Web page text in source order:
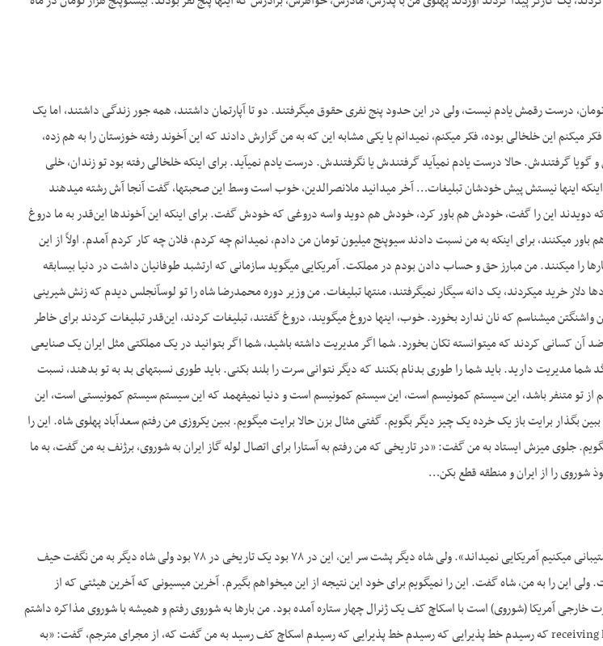
تومان، درست رقمش یادم نیست، ولی در این حدود پنج نفری حقوق می­گرفتند. دو تا آپارتمان داشتند، همه جور زندگی داشتند، اما یک
می­کنم این خلخالی بوده، فکر می­کنم، نمی­دانم یا یکی مشابه این که به من گزارش دادند که این آخوند رفته خوزستان را به هم زده،
و گویا گرفتندش. حالا درست یادم نمی­آید گرفتندش یا نگرفتندش. درست یادم نمی­آید. برای اینکه خلخالی رفته بود تو زندان، خلی
اینها نیستش پیش خودشان تبلیغات… آخر می­دانید ملانصرالدین، خوب است وسط این صحبت­ها، گفت آنجا آش رشته می­دهند
دویدند این را گفت، خودش هم باور کرد، خودش هم دوید واسه دروغی که خودش گفت. برای اینکه این آخوندها این‌قدر به ما دروغ
می­کنند، برای اینکه به من نسبت دادند سی­وپنج میلیون تومان من دادم، نمی­دانم چه کردم، فلان چه کار کردم آمدم. اولاً از این
کارها را می­کنند. من مبارز حق و حساب دادن بودم در مملکت. آمریکایی می­گوید سازمانی که ارتشبد طوفانیان داشت در دنیا بی­سابقه
دلار خرید می­کردند، یک دانه سیگار نمی­گرفتند، منتها تبلیغات. من وزیر دوره محمدرضا شاه را تو لوس­آنجلس دیدم که زنش شیرینی
می­شناسم که نان ندارد بخورد. خوب، اینها دروغ می­گویند، دروغ گفتند، تبلیغات کردند، این‌قدر تبلیغات کردند برای خاطر
ضد آن کسانی کردند که می­توانسته تکان بخورد. شما اگر مدیریت داشته باشید، شما اگر بتوانید در یک مملکتی مثل ایران یک صنایعی
شما مدیریت دارید. باید شما را طوری بدنام بکنند که دیگر نتوانی سرت را بلند بکنی. باید طوری نسبت­های بد به تو بدهند، نسبت
تو متنفر باشد، این سیستم کمونیسم است، این سیستم کمونیسم است و دنیا نمی­فهمد که این سیستم سیستم کمونیستی است، این
بگذار برایت باز یک خرده یک چیز دیگر بگویم. گفتی مثال بزن حالا برایت می­گویم. ببین یک­روزی من رفتم سعدآباد پهلوی شاه. این را
جلوی میزش ایستاد به من گفت: «در تاریخی که من رفتم به آستارا برای اتصال لوله گاز ایران به شوروی، برژنف به من گفت، به ما
شوروی را از ایران و منطقه قطع بکن…
ج- «آمریکا را از منطقه قطع بکن ما سلطنت تو را پشتیبانی می­کنیم آمریکایی نمی­داند». ولی شاه دیگر پشت سر این، این در ۷۸ بود یک تاریخی در ۷۸ بود ولی شاه دیگر به من نگفت حیف
این را به من، شاه گفت. این را نمی­گویم برای خود این نتیجه از این می­خواهم بگیرم. آخرین میسیونی که آخرین هیئتی که از
خارجی آمریکا (شوروی) است با اسکاچ کف یک ژنرال چهار ستاره آمده بود. من بارها به شوروی رفتم و همیشه با شوروی مذاکره داشتم
و مسئله داشتم، چیز می­خواستم بخرم اینها. به receiving line که رسیدم خط پذیرایی که رسیدم خط پذیرایی که رسیدم اسکاچ کف رسید به من گفت که، از مجرای مترجم، گفت: «به